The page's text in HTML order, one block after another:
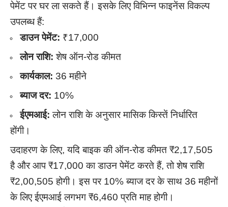
पेमेंट पर घर ला सकते हैं। इसके लिए विभिन्न फाइनेंस विकल्प
उपलब्ध हैं:
डाउन पेमेंट: ₹17,000
लोन राशि: शेष ऑन-रोड कीमत
कार्यकाल: 36 महीने
ब्याज दर: 10%
ईएमआई: लोन राशि के अनुसार मासिक किस्तें निर्धारित
होंगी।
उदाहरण के लिए, यदि बाइक की ऑन-रोड कीमत ₹2,17,505
है और आप ₹17,000 का डाउन पेमेंट करते हैं, तो शेष राशि
₹2,00,505 होगी। इस पर 10% ब्याज दर के साथ 36 महीनों
के लिए ईएमआई लगभग ₹6,460 प्रति माह होगी।